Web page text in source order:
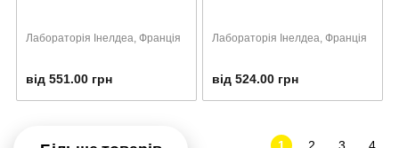
Лабораторія Інелдеа, Франція
від 551.00 грн
Лабораторія Інелдеа, Франція
від 524.00 грн